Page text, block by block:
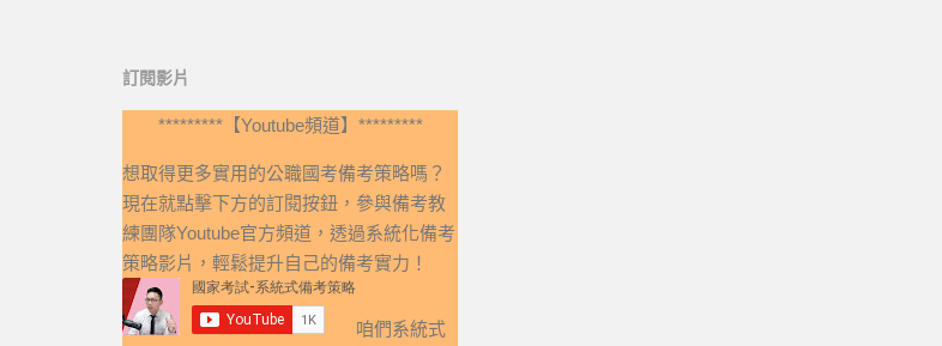
訂閱影片
*********【Youtube頻道】*********
想取得更多實用的公職國考備考策略嗎？
現在就點擊下方的訂閱按鈕，參與備考教
練團隊Youtube官方頻道，透過系統化備考
策略影片，輕鬆提升自己的備考實力！
咱們系統式